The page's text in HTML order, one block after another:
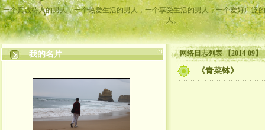
一个真诚待人的男人，一个热爱生活的男人，一个享受生活的男人，一个爱好广泛
人。
我的名片 网络日志列表 【2014-09】
《青菜钵》